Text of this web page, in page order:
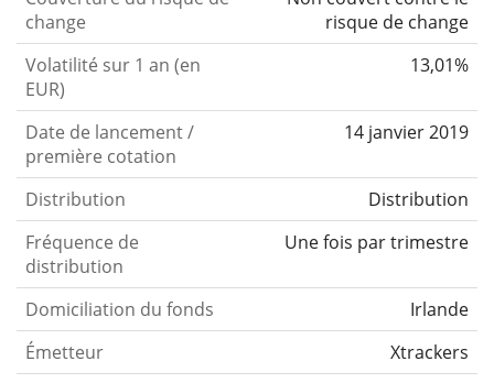
change
risque de change
Volatilité sur 1 an (en
EUR)
13,01%
Date de lancement /
première cotation
14 janvier 2019
Distribution
Distribution
Fréquence de
distribution
Une fois par trimestre
Domiciliation du fonds
Irlande
Émetteur
Xtrackers